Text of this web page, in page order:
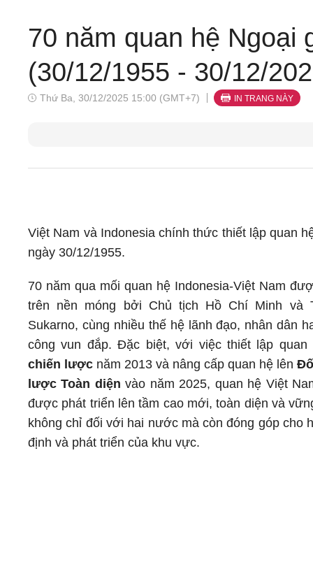
70 năm quan hệ Ngoại
(30/12/1955 - 30/12/
Thứ Ba, 30/12/2025 15:00 (GMT+7) IN TRANG NÀY
Việt Nam và Indonesia chính thức thiết lập quan
ngày 30/12/1955.
70 năm qua mối quan hệ Indonesia-Việt Nam
trên nền móng bởi Chủ tịch Hồ Chí Minh và
Sukarno, cùng nhiều thế hệ lãnh đạo, nhân dân
công vun đắp. Đặc biệt, với việc thiết lập
chiến lược năm 2013 và nâng cấp quan hệ lên
lược Toàn diện vào năm 2025, quan hệ Việt
được phát triển lên tầm cao mới, toàn diện và
không chỉ đối với hai nước mà còn đóng góp cho
định và phát triển của khu vực.